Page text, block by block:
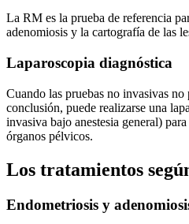
La RM es la prueba de referencia
adenomiosis y la cartografía de las
Laparoscopia diagnóstica
Cuando las pruebas no invasivas no
conclusión, puede realizarse una
invasiva bajo anestesia general)
órganos pélvicos.
Los tratamientos
Endometriosis y